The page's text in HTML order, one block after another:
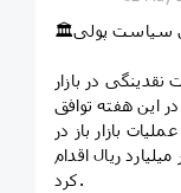
در بازار
این هفته توافق
بازار باز در
بازخرید به مبلغ 2051.7 هزار میلیارد ریال اقدام
کرد.